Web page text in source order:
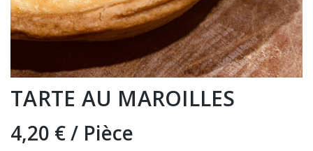
TARTE AU MAROILLES
4,20 €/ Pièce